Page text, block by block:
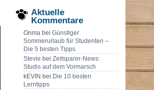
Aktuelle
Kommentare
Onma bei Günstiger
Sommerurlaub für Studenten –
Die 5 besten Tipps
Stevie bei Zeitsparer-News:
Studis auf dem Vormarsch
kEVIN bei Die 10 besten
Lerntipps